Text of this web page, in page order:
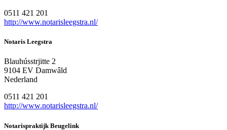
0511 421 201
http://www.notarisleegstra.nl/
Notaris Leegstra
Blauhússtrjitte 2
9104 EV Damwâld
Nederland
0511 421 201
http://www.notarisleegstra.nl/
Notarispraktijk Beugelink